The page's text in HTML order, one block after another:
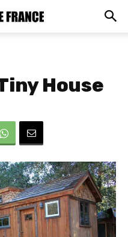
House